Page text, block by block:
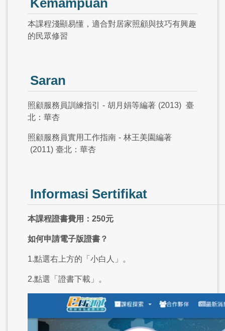
Kemampuan
本課程淺顯易懂，適合對居家照顧與技巧有興趣
的民眾修習
Saran
照顧服務員訓練指引 - 胡月娟等編著 (2013) 臺
北：華杏
照顧服務員實用工作指南 - 林王美園編著
(2011) 臺北：華杏
Informasi Sertifikat
本課程證書費用：250元
如何申請電子版證書？
1.點選右上方的「小白人」。
2.點選「證書下載」。